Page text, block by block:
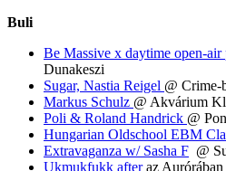
Buli
Be Massive x daytime open-
Dunakeszi
Sugar, Nastia Reigel @ Crime-
Markus Schulz @ Akvárium
Poli & Roland Handrick @
Hungarian Oldschool EBM
Extravaganza w/ Sasha F @
Ukmukfukk afteraz Aurórában